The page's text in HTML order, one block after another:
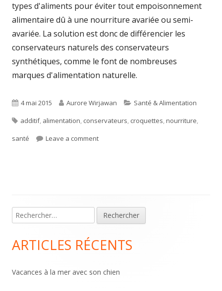
types d'aliments pour éviter tout empoisonnement
alimentaire dû à une nourriture avariée ou semi-
avariée. La solution est donc de différencier les
conservateurs naturels des conservateurs
synthétiques, comme le font de nombreuses
marques d'alimentation naturelle.
Published
on
4 mai 2015 Author
Aurore Wirjawan Categories
Santé & Alimentation
Tags
additif, alimentation, conservateurs, croquettes,nourriture,
santé
Leave a commenton Les conservateurs alimentaires
Main
Rechercher :
ARTICLES RÉCENTS
Vacances à la mer avec son chien